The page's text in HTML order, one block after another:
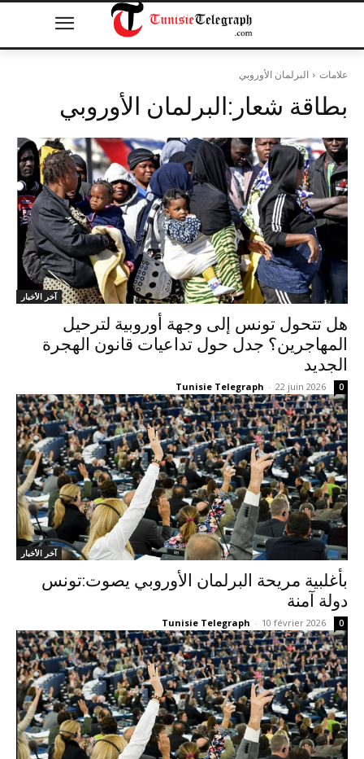
علامات البرلمان الأوروبي
بطاقة شعار:البرلمان الأوروبي
آخر الأخبار
هل تتحول تونس إلى وجهة أوروبية لترحيل
المهاجرين؟ جدل حول تداعيات قانون الهجرة
الجديد
Tunisie Telegraph - 22 juin 2026 0
آخر الأخبار
بأغلبية مريحة البرلمان الأوروبي يصوت:تونس
دولة آمنة
Tunisie Telegraph - 10 février 2026 0